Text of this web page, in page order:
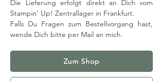
Die Lieferung erfolgt direkt an Dich vom
Stampin’ Up! Zentrallager in Frankfurt.
Falls Du Fragen zum Bestellvorgang hast,
wende Dich bitte per Mail an mich.
Zum Shop